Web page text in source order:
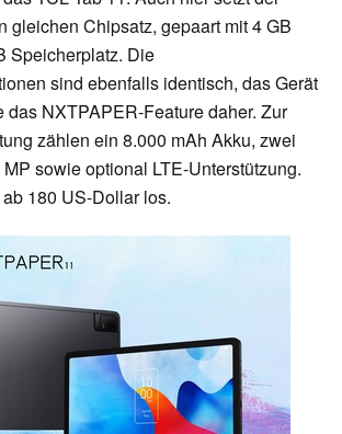
gleichen Chipsatz, gepaart mit 4 GB
Speicherplatz. Die
sind ebenfalls identisch, das Gerät
das NXTPAPER-Feature daher. Zur
zählen ein 8.000 mAh Akku, zwei
sowie optional LTE-Unterstützung.
180 US-Dollar los.